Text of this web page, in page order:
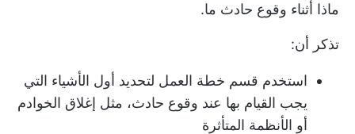
ماذا أثناء وقوع حادث ما.
تذكر أن:
استخدم قسم خطة العمل لتحديد أول الأشياء التي
يجب القيام بها عند وقوع حادث، مثل إغلاق الخوادم
أو الأنظمة المتأثرة